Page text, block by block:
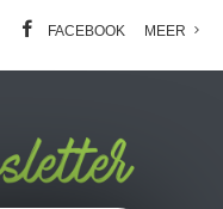
FACEBOOK MEER